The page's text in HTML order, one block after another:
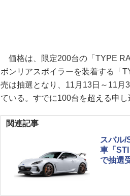
価格は、限定200台の「TYPE
ボンリアスポイラーを装着する「
売は抽選となり、11月13日～11月
ている。すでに100台を超える申し
関連記事
スバル/
車「
で抽選